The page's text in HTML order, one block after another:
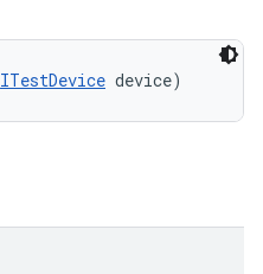
ITestDevice device)